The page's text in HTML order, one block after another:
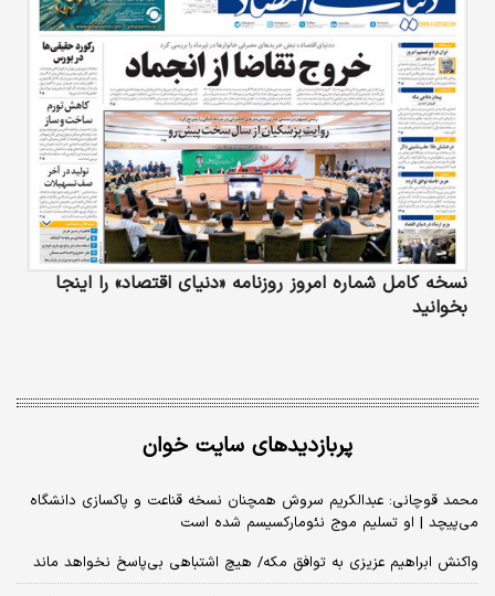
نسخه کامل شماره امروز روزنامه «دنیای‌ اقتصاد» را اینجا
بخوانید
پربازدیدهای سایت خوان
محمد قوچانی: عبدالکریم سروش همچنان نسخه قناعت و پاکسازی دانشگاه
می‌پیچد | او تسلیم موج نئومارکسیسم شده است
واکنش ابراهیم عزیزی به توافق مکه/ هیچ اشتباهی بی‌پاسخ نخواهد ماند